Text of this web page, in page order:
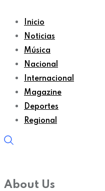
Inicio
Noticias
Música
Nacional
Internacional
Magazine
Deportes
Regional
About Us